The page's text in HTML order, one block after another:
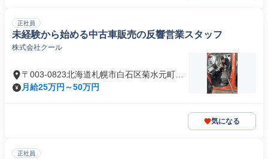
正社員
未経験から始める中古車販売の反響営業スタッフ
株式会社クール
〒003-0823北海道札幌市白石区菊水元町三
条
月給25万円～50万円
気になる
正社員